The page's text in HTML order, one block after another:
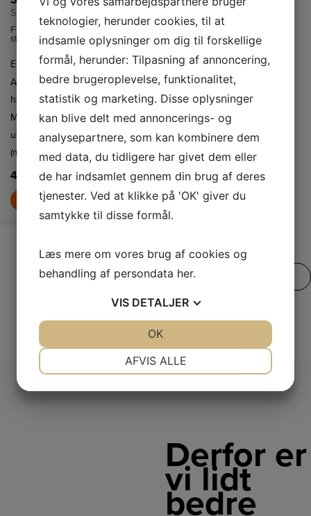
SL 4142-60 RF
Flot emhætte i
stål og buet glas.
Stilren og nem at
rengøre.
Energiklasse
A+
Antal
hastigheder
3
Maksimalt
udsugningsluft
(m3/h)
246
4.999,-
LÆG I KURV
indbygning i et
skab og med
udtræk. Udstyret
med et vaskbart
filter og god
belysning.
Energiklasse
D
Antal
hastigheder
2
Maksimalt
udsugningsluft
(m3/h)
253
1.199,-
LÆG I KURV
SE VORES FULDE UDVALG
Derfor er
vi lidt
bedre
teknologier, herunder cookies, til at
indsamle oplysninger om dig til forskellige
formål, herunder: Tilpasning af annoncering,
bedre brugeroplevelse, funktionalitet,
statistik og marketing. Disse oplysninger
kan blive delt med annoncerings- og
analysepartnere, som kan kombinere dem
med data, du tidligere har givet dem eller
de har indsamlet gennem din brug af deres
tjenester. Ved at klikke på 'OK' giver du
samtykke til disse formål.
Læs mere om vores brug af cookies og
behandling af persondata her.
VIS DETALJER
AFVIS ALLE
OK